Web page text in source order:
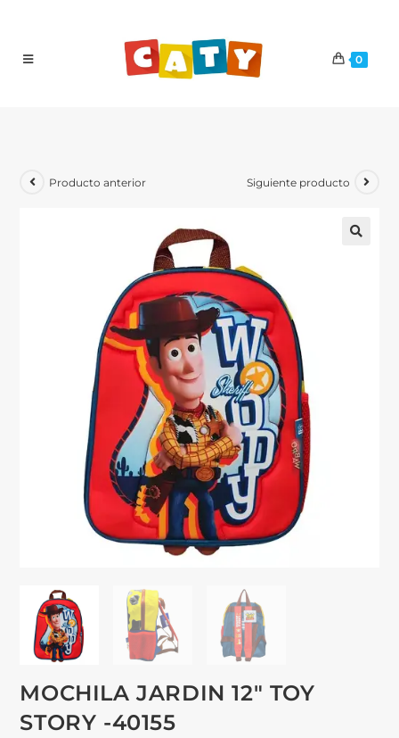
0
Producto anterior Siguiente producto
MOCHILA JARDIN 12″ TOY
STORY -40155